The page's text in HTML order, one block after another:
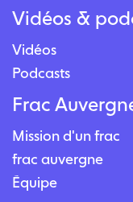
Vidéos &
Vidéos
Podcasts
Frac
Mission d'un frac
frac auvergne
Équipe